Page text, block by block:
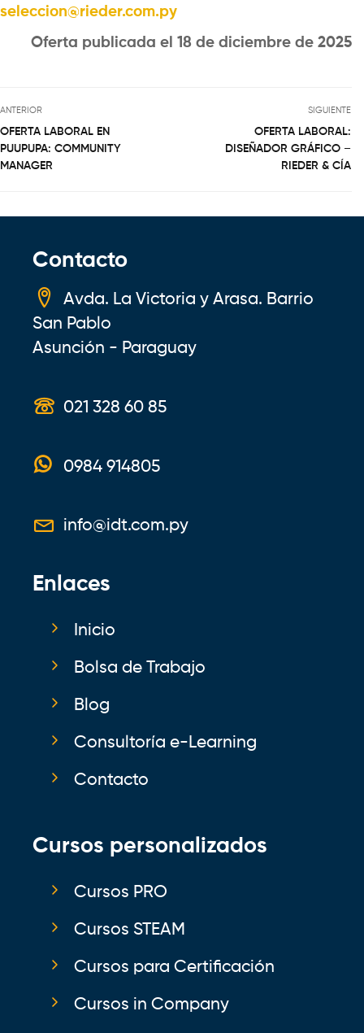
seleccion@rieder.com.py
Oferta publicada el 18 de diciembre de 2025
ANTERIOR
OFERTA LABORAL EN
PUUPUPA: COMMUNITY
MANAGER
SIGUIENTE
OFERTA LABORAL:
DISEÑADOR GRÁFICO –
RIEDER & CÍA
Contacto
Avda. La Victoria y Arasa. Barrio
San Pablo
Asunción - Paraguay
021 328 60 85
0984 914805
info@idt.com.py
Enlaces
Inicio
Bolsa de Trabajo
Blog
Consultoría e-Learning
Contacto
Cursos personalizados
Cursos PRO
Cursos STEAM
Cursos para Certificación
Cursos in Company